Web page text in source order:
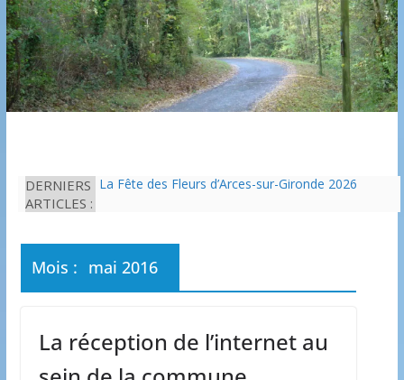
DERNIERS
ARTICLES :
La Fête des Fleurs d’Arces-sur-Gironde 2026
Eau potable : Le préfet de Charente-Maritime
annonce de nouvelles restrictions
Il est interdit de tondre sa pelouse de 12h à 16h à
bâtiments avec le chanvre
Mois : mai 2016
La réception de l’internet au